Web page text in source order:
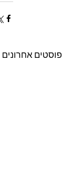
פוסטים אחרונים